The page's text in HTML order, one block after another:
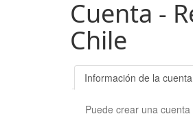
Cuenta -
Chile
Información de la cuenta
Puede crear una